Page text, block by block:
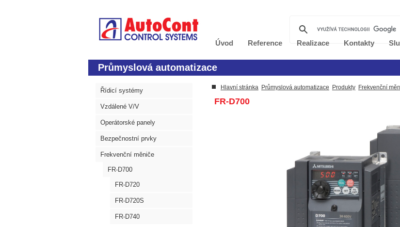
Úvod Reference Realizace Kontakty
Průmyslová automatizace
Řídicí systémy
Vzdálené V/V
Operátorské panely
Bezpečnostní prvky
Frekvenční měniče
FR-D700
FR-D720
FR-D720S
FR-D740
Hlavní stránka Průmyslová automatizace Produkty Frekvenční
FR-D700